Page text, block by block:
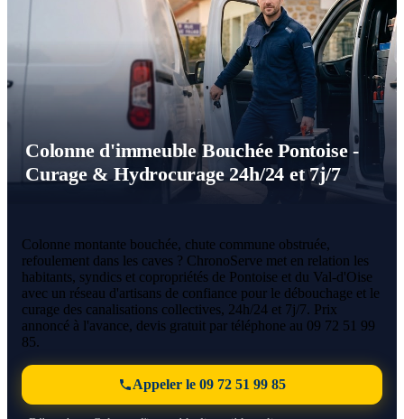
Colonne d'immeuble Bouchée Pontoise -
Curage & Hydrocurage 24h/24 et 7j/7
Colonne montante bouchée, chute commune obstruée,
refoulement dans les caves ? ChronoServe met en relation les
habitants, syndics et copropriétés de Pontoise et du Val-d'Oise
avec un réseau d'artisans de confiance pour le débouchage et le
curage des canalisations collectives, 24h/24 et 7j/7. Prix
annoncé à l'avance, devis gratuit par téléphone au 09 72 51 99
85.
Appeler le 09 72 51 99 85